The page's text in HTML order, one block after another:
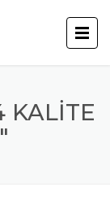
KALITE